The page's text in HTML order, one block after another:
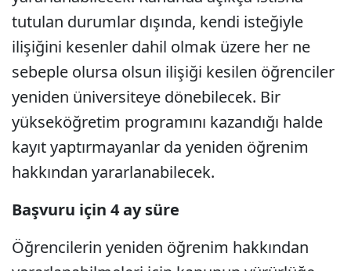
tutulan durumlar dışında, kendi isteğiyle
ilişiğini kesenler dahil olmak üzere her ne
sebeple olursa olsun ilişiği kesilen öğrenciler
yeniden üniversiteye dönebilecek. Bir
yükseköğretim programını kazandığı halde
kayıt yaptırmayanlar da yeniden öğrenim
hakkından yararlanabilecek.
Başvuru için 4 ay süre
Öğrencilerin yeniden öğrenim hakkından